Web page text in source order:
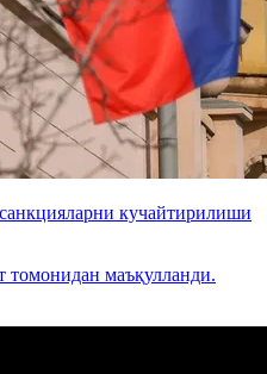
кучайтирилиши
томонидан маъқулланди.